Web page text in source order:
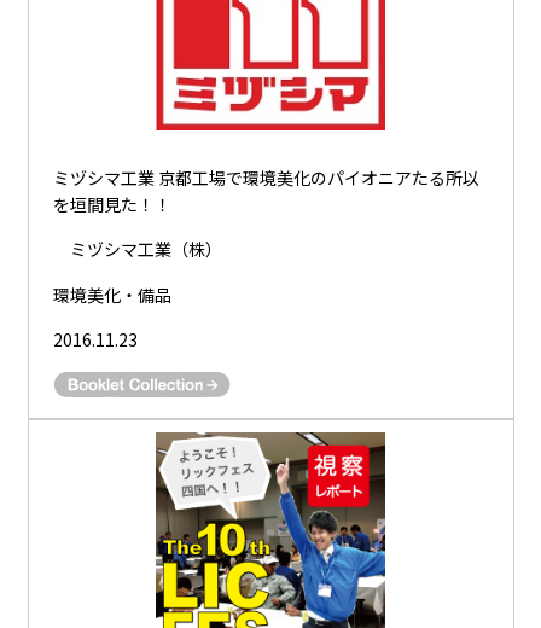
ミヅシマ工業 京都工場で環境美化のパイオニアたる所以
を垣間見た！！
ミヅシマ工業（株）
環境美化・備品
2016.11.23